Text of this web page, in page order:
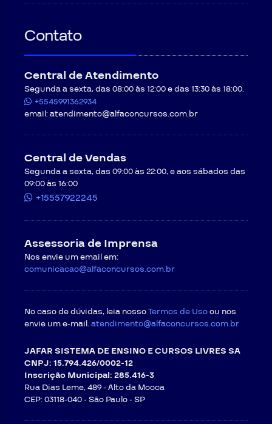
Contato
Central de Atendimento
Segunda a sexta, das 08:00 às 12:00 e das 13:30 às 18:00.
+5545991362934
email:atendimento@alfaconcursos.com.br
Central de Vendas
Segunda a sexta, das 09:00 às 22:00, e aos sábados das
09:00 às 16:00
+15557922245
Assessoria de Imprensa
Nos envie um email em:
comunicacao@alfaconcursos.com.br
No caso de dúvidas, leia nossoTermos de Usoou nos
envie um e-mail.atendimento@alfaconcursos.com.br
JAFAR SISTEMA DE ENSINO E CURSOS LIVRES SA
CNPJ: 15.794.426/0002-12
Inscrição Municipal: 285.416-3
Rua Dias Leme, 489 - Alto da Mooca
CEP: 03118-040 -São Paulo - SP